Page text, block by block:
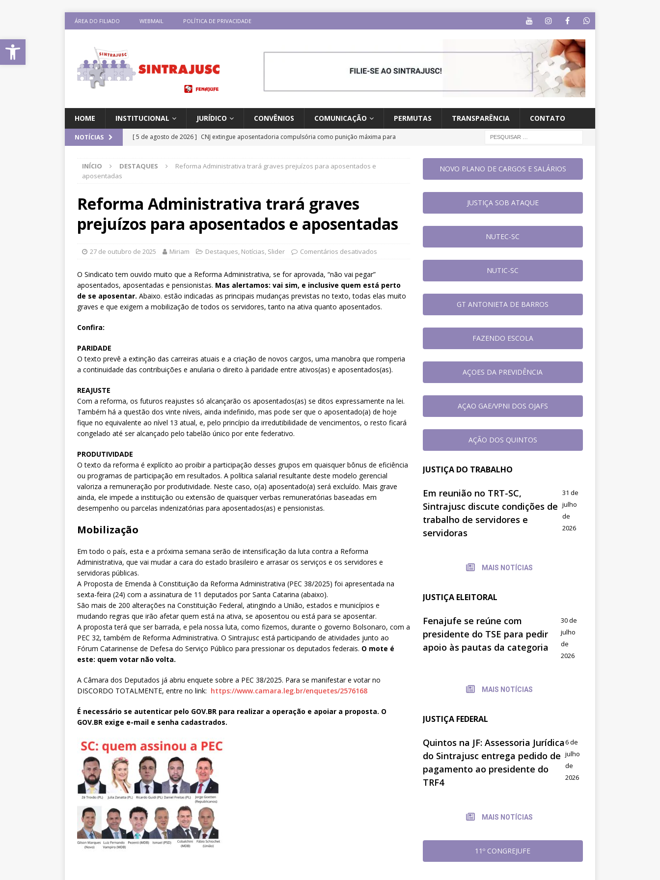
Abrir a barra de ferramentas
ÁREA DO FILIADO WEBMAIL POLÍTICA DE PRIVACIDADE
HOME INSTITUCIONAL JURÍDICO CONVÊNIOS COMUNICAÇÃO PERMUTAS TRANSPARÊNCIA CONTATO
NOTÍCIAS [ 5 de agosto de 2026 ] CNJ extingue aposentadoria compulsória como punição máxima para
[ 3 de agosto de 2026 ] Baixe o aplicativo do Sintrajusc e conheça as funcionalidades
[ 3 de agosto de 2026 ]
Seminário Internacional “Ninguém é Ilegal – Migração, Racismo e
Xenofobia”será dia 13 de agosto na UFSC
DESTAQUES
debate sobre os impactos das novas tecnologias no serviço público
DESTAQUES
[ 5 de agosto de 2026 ]
Dia 13 tem paralisação de duas horas. Veja as orientações do Sintrajusc
DESTAQUES
INÍCIO DESTAQUES
Reforma Administrativa trará graves prejuízos para aposentados e
aposentadas
Reforma Administrativa trará graves
prejuízos para aposentados e aposentadas
27 de outubro de 2025 Miriam Destaques, Notícias, Slider Comentários desativados
O Sindicato tem ouvido muito que a Reforma Administrativa, se for aprovada, “não vai pegar”
aposentados, aposentadas e pensionistas. Mas alertamos: vai sim, e inclusive quem está perto
de se aposentar. Abaixo. estão indicadas as principais mudanças previstas no texto, todas elas muito
graves e que exigem a mobilização de todos os servidores, tanto na ativa quanto aposentados.
Confira:
PARIDADE
O texto prevê a extinção das carreiras atuais e a criação de novos cargos, uma manobra que romperia
a continuidade das contribuições e anularia o direito à paridade entre ativos(as) e aposentados(as).
REAJUSTE
Com a reforma, os futuros reajustes só alcançarão os aposentados(as) se ditos expressamente na lei.
Também há a questão dos vinte níveis, ainda indefinido, mas pode ser que o aposentado(a) de hoje
fique no equivalente ao nível 13 atual, e, pelo princípio da irredutibilidade de vencimentos, o resto ficará
congelado até ser alcançado pelo tabelão único por ente federativo.
PRODUTIVIDADE
O texto da reforma é explícito ao proibir a participação desses grupos em quaisquer bônus de eficiência
ou programas de participação em resultados. A política salarial resultante deste modelo gerencial
valoriza a remuneração por produtividade. Neste caso, o(a) aposentado(a) será excluído. Mais grave
ainda, ele impede a instituição ou extensão de quaisquer verbas remuneratórias baseadas em
desempenho ou parcelas indenizatórias para aposentados(as) e pensionistas.
Mobilização
Em todo o país, esta e a próxima semana serão de intensificação da luta contra a Reforma
Administrativa, que vai mudar a cara do estado brasileiro e arrasar os serviços e os servidores e
servidoras públicas.
A Proposta de Emenda à Constituição da Reforma Administrativa (PEC 38/2025) foi apresentada na
sexta-feira (24) com a assinatura de 11 deputados por Santa Catarina (abaixo).
São mais de 200 alterações na Constituição Federal, atingindo a União, estados e municípios e
mudando regras que irão afetar quem está na ativa, se aposentou ou está para se aposentar.
A proposta terá que ser barrada, e pela nossa luta, como fizemos, durante o governo Bolsonaro, com a
PEC 32, também de Reforma Administrativa. O Sintrajusc está participando de atividades junto ao
Fórum Catarinense de Defesa do Serviço Público para pressionar os deputados federais. O mote é
este: quem votar não volta.
A Câmara dos Deputados já abriu enquete sobre a PEC 38/2025. Para se manifestar e votar no
DISCORDO TOTALMENTE, entre no link: https://www.camara.leg.br/enquetes/2576168
É necessário se autenticar pelo GOV.BR para realizar a operação e apoiar a proposta. O
GOV.BR exige e-mail e senha cadastrados.
NOVO PLANO DE CARGOS E SALÁRIOS
JUSTIÇA SOB ATAQUE
NUTEC-SC
NUTIC-SC
GT ANTONIETA DE BARROS
FAZENDO ESCOLA
AÇOES DA PREVIDÊNCIA
AÇAO GAE/VPNI DOS OJAFS
AÇÃO DOS QUINTOS
JUSTIÇA DO TRABALHO
Em reunião no TRT-SC,
Sintrajusc discute condições de
trabalho de servidores e
servidoras
31 de
julho
de
2026
MAIS NOTÍCIAS
JUSTIÇA ELEITORAL
Fenajufe se reúne com
presidente do TSE para pedir
apoio às pautas da categoria
30 de
julho
de
2026
MAIS NOTÍCIAS
JUSTIÇA FEDERAL
Quintos na JF: Assessoria Jurídica
do Sintrajusc entrega pedido de
pagamento ao presidente do
TRF4
6 de
julho
de
2026
MAIS NOTÍCIAS
11º CONGREJUFE